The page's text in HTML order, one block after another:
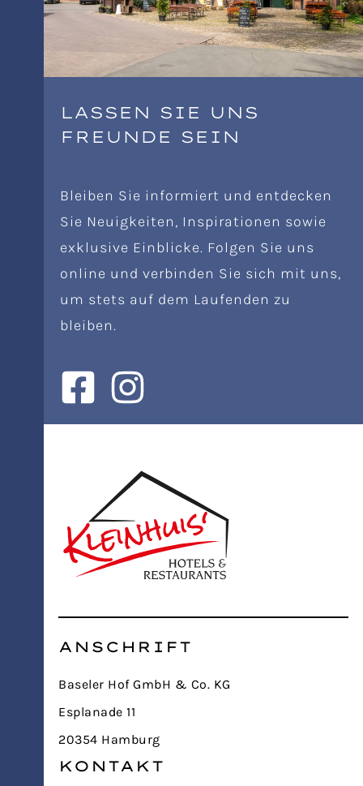
LASSEN SIE UNS
FREUNDE SEIN
Bleiben Sie informiert und entdecken
Sie Neuigkeiten, Inspirationen sowie
exklusive Einblicke. Folgen Sie uns
online und verbinden Sie sich mit uns,
um stets auf dem Laufenden zu
bleiben.
ANSCHRIFT
Baseler Hof GmbH & Co. KG
Esplanade 11
20354 Hamburg
KONTAKT